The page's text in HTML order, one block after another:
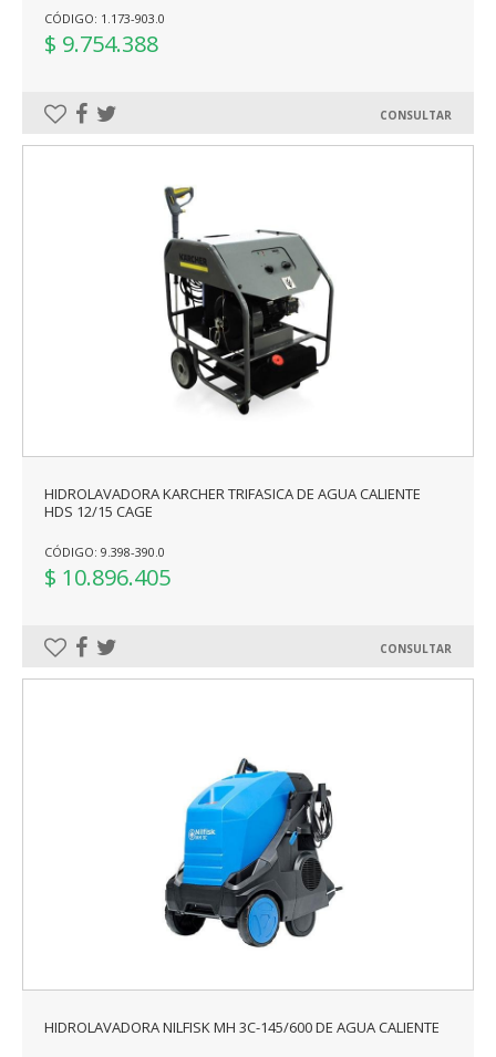
CÓDIGO: 1.173-903.0
$ 9.754.388
CONSULTAR
HIDROLAVADORA KARCHER TRIFASICA DE AGUA CALIENTE
HDS 12/15 CAGE
CÓDIGO: 9.398-390.0
$ 10.896.405
CONSULTAR
HIDROLAVADORA NILFISK MH 3C-145/600 DE AGUA CALIENTE